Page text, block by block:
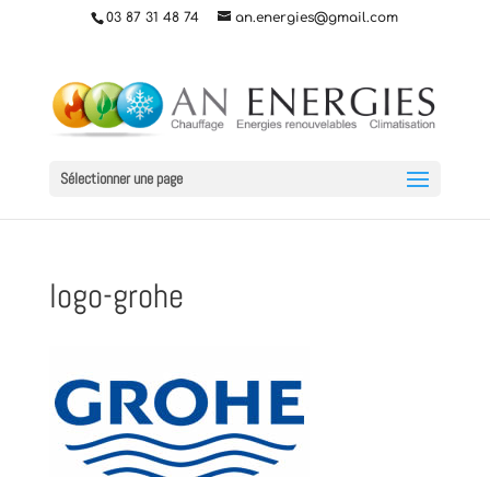
03 87 31 48 74 an.energies@gmail.com
Sélectionner une page
logo-grohe